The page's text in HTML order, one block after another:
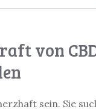
von
sein. Sie